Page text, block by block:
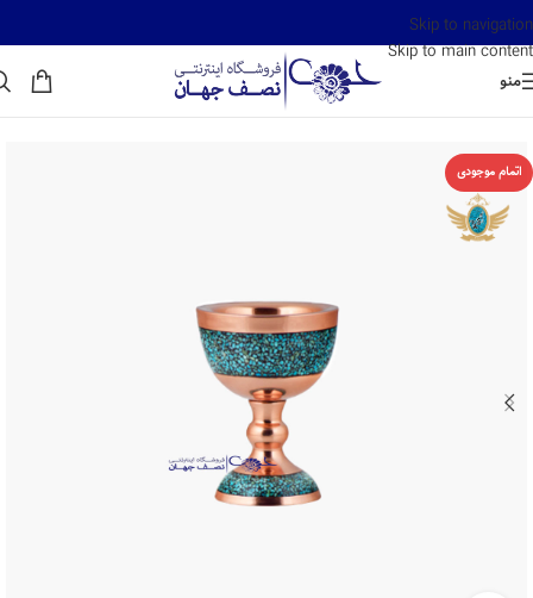
Skip to navigation
Skip to main content
منو
اتمام موجودی